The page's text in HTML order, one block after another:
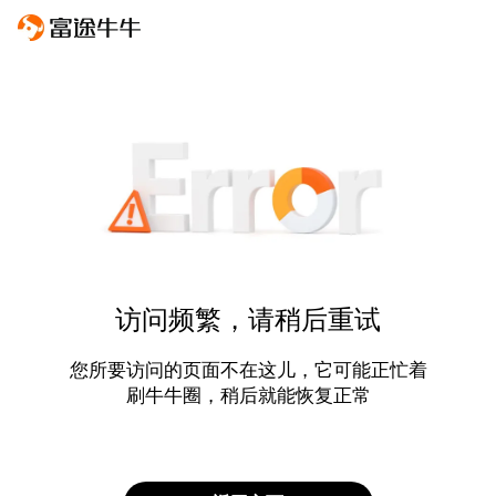
访问频繁，请稍后重试
您所要访问的页面不在这儿，它可能正忙着
刷牛牛圈，稍后就能恢复正常